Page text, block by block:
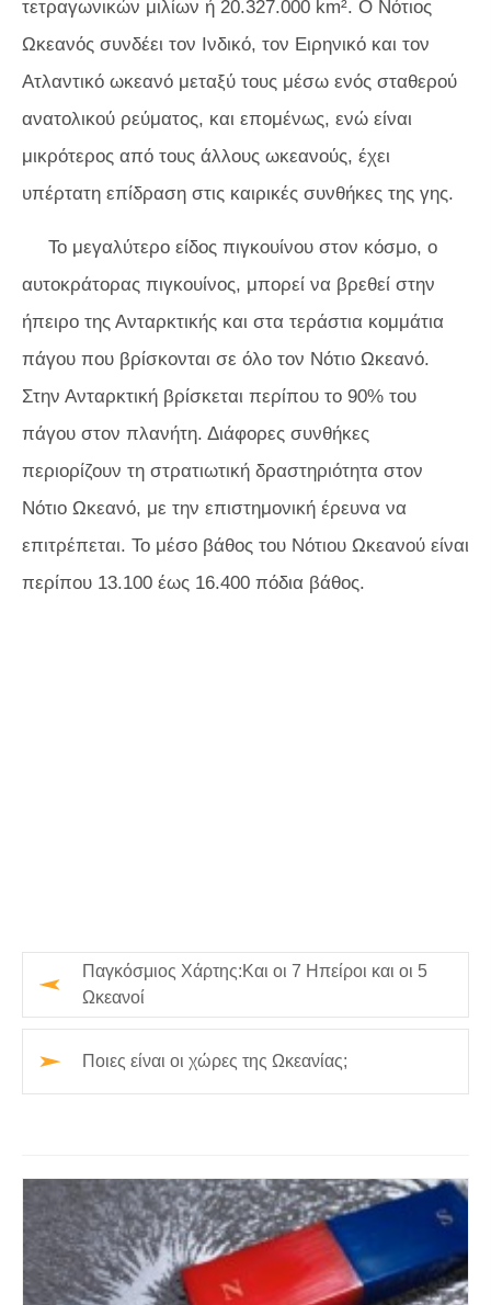
τετραγωνικών μιλίων ή 20.327.000 km². Ο Νότιος
Ωκεανός συνδέει τον Ινδικό, τον Ειρηνικό και τον
Ατλαντικό ωκεανό μεταξύ τους μέσω ενός σταθερού
ανατολικού ρεύματος, και επομένως, ενώ είναι
μικρότερος από τους άλλους ωκεανούς, έχει
υπέρτατη επίδραση στις καιρικές συνθήκες της γης.
Το μεγαλύτερο είδος πιγκουίνου στον κόσμο, ο
αυτοκράτορας πιγκουίνος, μπορεί να βρεθεί στην
ήπειρο της Ανταρκτικής και στα τεράστια κομμάτια
πάγου που βρίσκονται σε όλο τον Νότιο Ωκεανό.
Στην Ανταρκτική βρίσκεται περίπου το 90% του
πάγου στον πλανήτη. Διάφορες συνθήκες
περιορίζουν τη στρατιωτική δραστηριότητα στον
Νότιο Ωκεανό, με την επιστημονική έρευνα να
επιτρέπεται. Το μέσο βάθος του Νότιου Ωκεανού είναι
περίπου 13.100 έως 16.400 πόδια βάθος.
Παγκόσμιος Χάρτης:Και οι 7 Ηπείροι και οι 5
Ωκεανοί
Ποιες είναι οι χώρες της Ωκεανίας;